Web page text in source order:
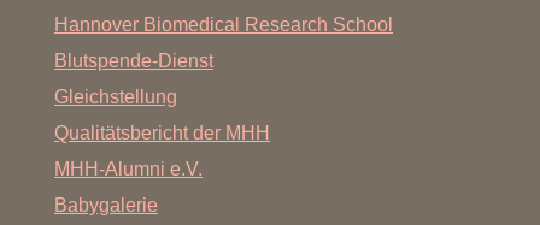
Hannover Biomedical Research School
Blutspende-Dienst
Gleichstellung
Qualitätsbericht der MHH
MHH-Alumni e.V.
Babygalerie